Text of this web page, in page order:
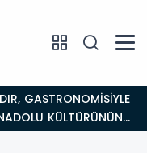
KÜLTÜRÜNÜN